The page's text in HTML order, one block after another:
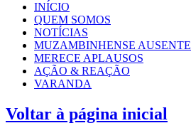
INÍCIO
QUEM SOMOS
NOTÍCIAS
MUZAMBINHENSE AUSENTE
MERECE APLAUSOS
AÇÃO & REAÇÃO
VARANDA
Voltar à página inicial